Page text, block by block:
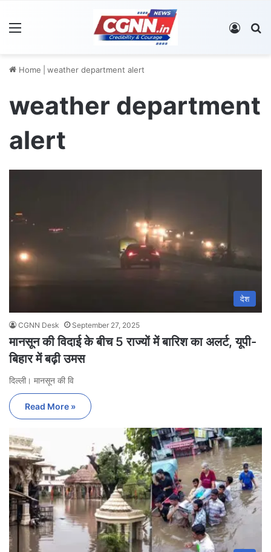
Log In
Home weather department alert
weather department
alert
देश
CGNN Desk September 27, 2025
मानसून की विदाई के बीच 5 राज्यों में बारिश का अलर्ट, यूपी-
बिहार में बढ़ी उमस
दिल्ली। मानसून की वि
Read More »